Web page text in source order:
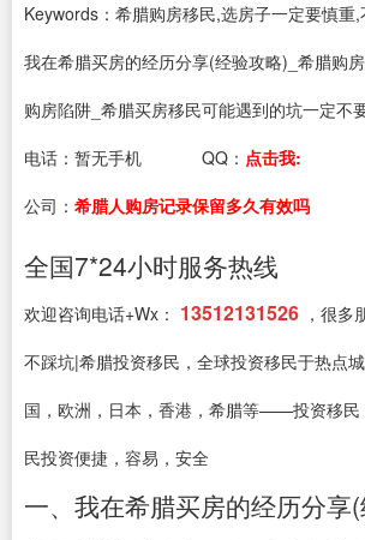
Keywords：希腊购房移民,选房子一定要慎重,
我在希腊买房的经历分享(经验攻略)_希腊购
购房陷阱_希腊买房移民可能遇到的坑一定不
电话： 暂无手机 QQ： 点击我:
公司： 希腊人购房记录保留多久有效吗
全国7*24小时服务热线
欢迎咨询电话+Wx： 13512131526 ，很多
不踩坑|希腊投资移民，全球投资移民于热点
国，欧洲，日本，香港，希腊等——投资移民
民投资便捷，容易，安全
一、我在希腊买房的经历分享